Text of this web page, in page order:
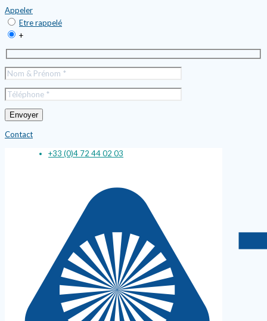
Appeler
Etre rappelé
+
Contact
+33 (0)4 72 44 02 03